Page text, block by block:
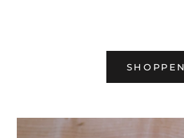
SHOPPEN